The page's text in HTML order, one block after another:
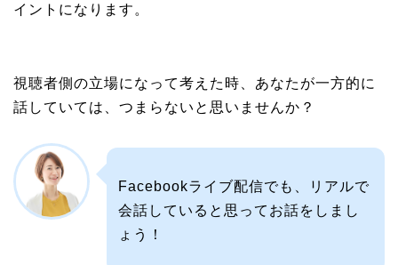
イントになります。
視聴者側の立場になって考えた時、あなたが一方的に
話していては、つまらないと思いませんか？
Facebookライブ配信でも、リアルで
会話していると思ってお話をしまし
ょう！